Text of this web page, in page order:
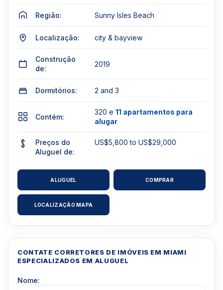
Região: Sunny Isles Beach
Localização: city & bayview
Construção
de:
2019
Dormitórios: 2 and 3
Contém:
320 e 11 apartamentos para
alugar
Preços do
Aluguel de:
US$5,800 to US$29,000
ALUGUEL COMPRAR
LOCALIZAÇÃO MAPA
CONTATE CORRETORES DE IMÓVEIS EM MIAMI
ESPECIALIZADOS EM ALUGUEL
Nome: